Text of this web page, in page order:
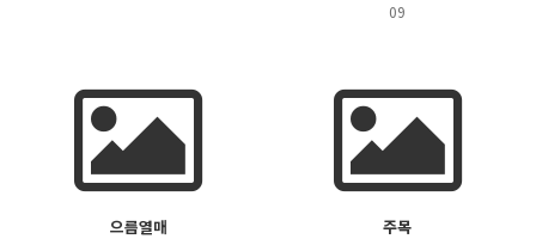
09
으름열매 주목